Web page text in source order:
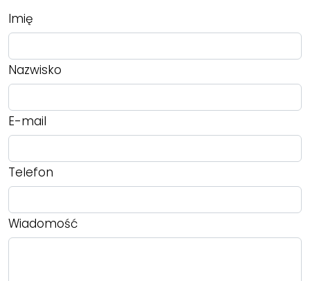
Imię
Nazwisko
E-mail
Telefon
Wiadomość